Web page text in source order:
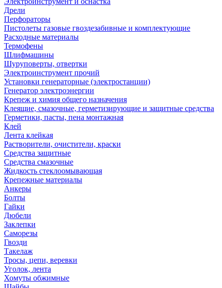
Дрели
Перфораторы
Пистолеты газовые гвоздезабивные и комплектующие
Расходные материалы
Термофены
Шлифмашины
Шуруповерты, отвертки
Электроинструмент прочий
Установки генераторные (электростанции)
Генератор электроэнергии
Крепеж и химия общего назначения
Клеящие, смазочные, герметизирующие и защитные средства
Герметики, пасты, пена монтажная
Клей
Лента клейкая
Растворители, очистители, краски
Средства защитные
Средства смазочные
Жидкость стеклоомывающая
Крепежные материалы
Анкеры
Болты
Гайки
Дюбели
Заклепки
Саморезы
Гвозди
Такелаж
Тросы, цепи, веревки
Уголок, лента
Хомуты обжимные